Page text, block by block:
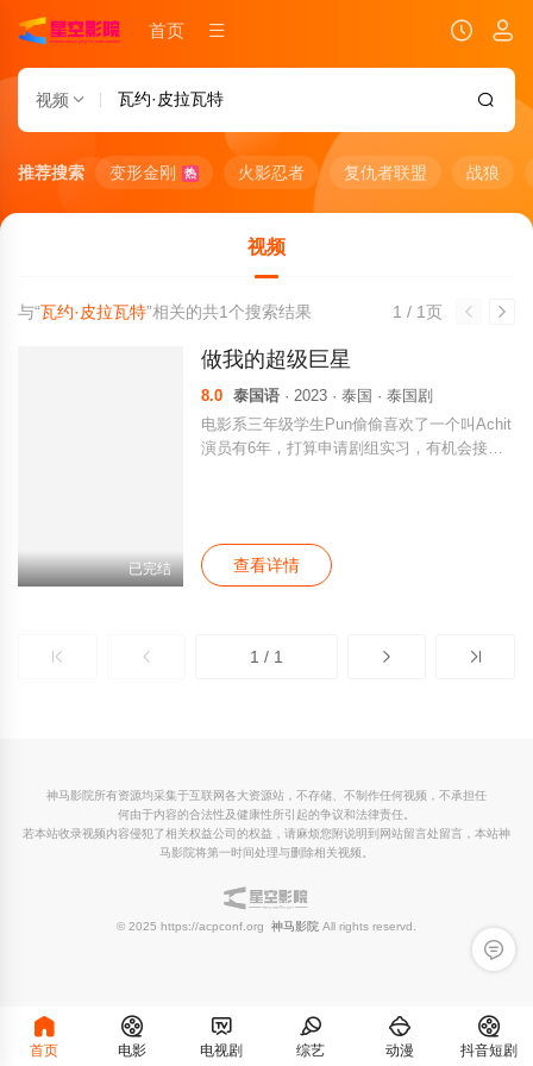
首页
视频
推荐搜索 变形金刚 热 火影忍者 复仇者联盟 战狼
视频
1 / 1页
与“瓦约·皮拉瓦特”相关的共1个搜索结果
已完结
做我的超级巨星
8.0 泰国语 · 2023 · 泰国 · 泰国剧
电影系三年级学生Pun偷偷喜欢了一个叫Achit
演员有6年，打算申请剧组实习，有机会接近A
查看详情
1 / 1
留言反
神马影院所有资源均采集于互联网各大资源站，不存储、不制作任何视频，不承担任
何由于内容的合法性及健康性所引起的争议和法律责任。
若本站收录视频内容侵犯了相关权益公司的权益，请麻烦您附说明到网站留言处留言，本站神
马影院将第一时间处理与删除相关视频。
© 2025 https://acpconf.org 神马影院 All rights reservd.
首页 电影 电视剧 综艺 动漫 抖音短剧